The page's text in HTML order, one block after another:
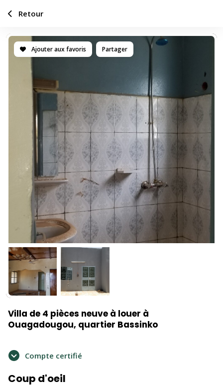
Ajouter aux favoris Partager
Villa de 4 pièces neuve à louer à
Ouagadougou, quartier Bassinko
Compte certifié
Coup d'oeil
Retour